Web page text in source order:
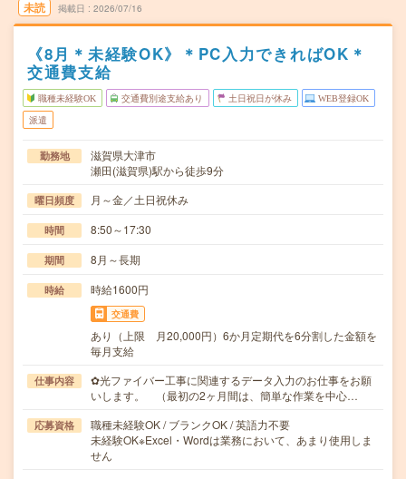
未読 掲載日 2026/07/16
《8月＊未経験OK》＊PC入力できればOK＊
交通費支給
職種未経験OK 交通費別途支給あり 土日祝日が休み WEB登録OK
派遣
勤務地
滋賀県大津市
瀬田(滋賀県)駅から徒歩9分
曜日頻度 月～金／土日祝休み
時間 8:50～17:30
期間 8月～長期
時給 時給1600円
交通費
あり（上限 月20,000円）6か月定期代を6分割した金額を
毎月支給
仕事内容
✿光ファイバー工事に関連するデータ入力のお仕事をお願
いします。 （最初の2ヶ月間は、簡単な作業を中心…
応募資格
職種未経験OK / ブランクOK / 英語力不要
未経験OK※Excel・Wordは業務において、あまり使用しま
せん